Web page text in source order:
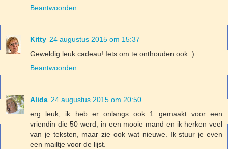
Beantwoorden
Kitty 24 augustus 2015 om 15:37
Geweldig leuk cadeau! Iets om te onthouden ook :)
Beantwoorden
Alida 24 augustus 2015 om 20:50
erg leuk, ik heb er onlangs ook 1 gemaakt voor een
vriendin die 50 werd, in een mooie mand en ik herken veel
van je teksten, maar zie ook wat nieuwe. Ik stuur je even
een mailtje voor de lijst.